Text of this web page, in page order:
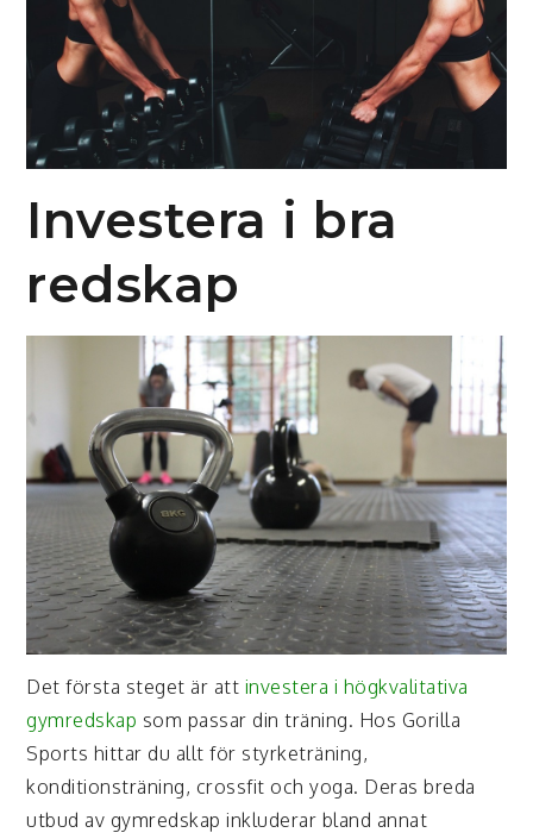
Investera i bra
redskap
Det första steget är att investera i högkvalitativa
gymredskap som passar din träning. Hos Gorilla
Sports hittar du allt för styrketräning,
konditionsträning, crossfit och yoga. Deras breda
utbud av gymredskap inkluderar bland annat